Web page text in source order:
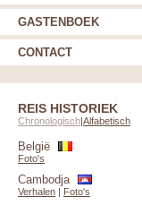
GASTENBOEK
CONTACT
REIS HISTORIEK
Chronologisch|Alfabetisch
België
Foto's
Cambodja
Verhalen | Foto's